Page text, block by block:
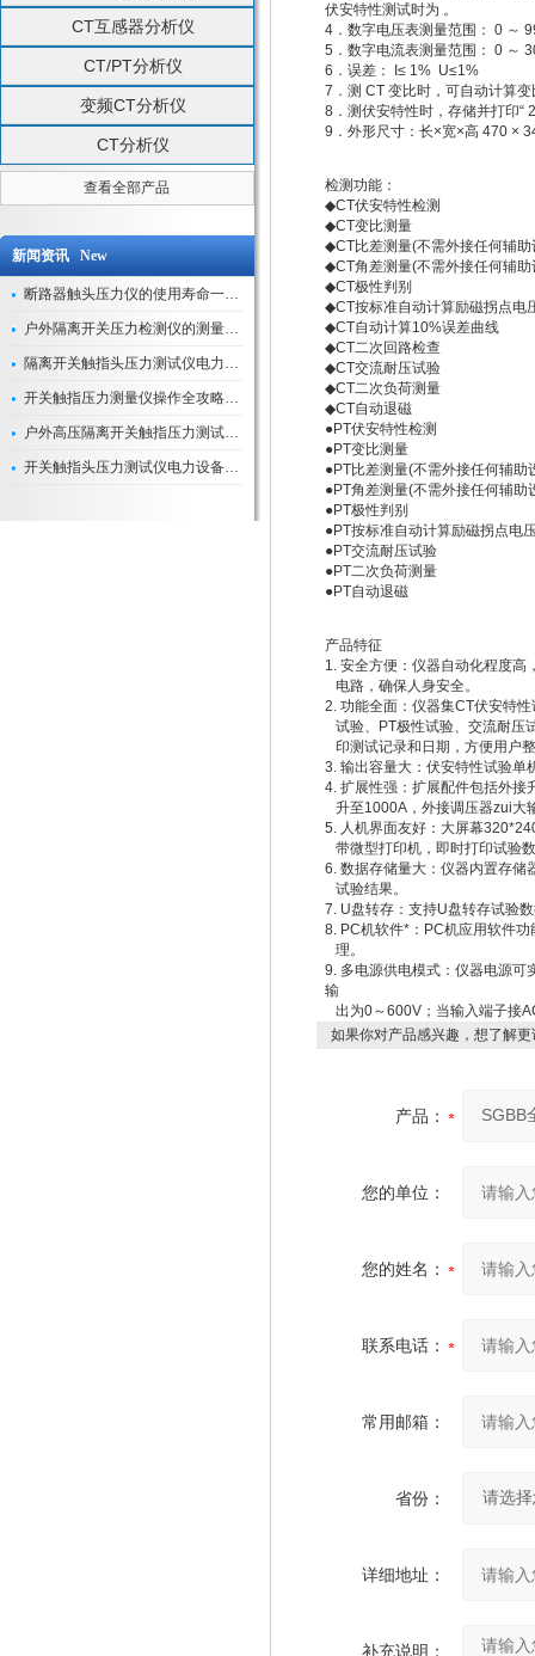
CT互感器分析仪
CT/PT分析仪
变频CT分析仪
CT分析仪
查看全部产品
新闻资讯 New
断路器触头压力仪的使用寿命一般是多久？
户外隔离开关压力检测仪的测量数据如何与GIS系统对接实现智能化运维？
隔离开关触指头压力测试仪电力系统安全运行的“定海神针”
开关触指压力测量仪操作全攻略：从准备到精准测量的实战指南
户外高压隔离开关触指压力测试仪的作用与价值
开关触指头压力测试仪电力设备安全的“隐形守护者”
伏安特性测试时为 。
4．数字电压表测量范围： 0
5．数字电流表测量范围： 0 ～
6．误差： I≤ 1% U≤1%
7．测 CT 变比时，可自动计算
8．测伏安特性时，存储并打印“
9．外形尺寸：长×宽×高 470 ×
检测功能：
◆CT伏安特性检测
◆CT变比测量
◆CT比差测量(不需外接任何辅助
◆CT角差测量(不需外接任何辅助
◆CT极性判别
◆CT按标准自动计算励磁拐点电
◆CT自动计算10%误差曲线
◆CT二次回路检查
◆CT交流耐压试验
◆CT二次负荷测量
◆CT自动退磁
●PT伏安特性检测
●PT变比测量
●PT比差测量(不需外接任何辅助
●PT角差测量(不需外接任何辅助
●PT极性判别
●PT按标准自动计算励磁拐点电
●PT交流耐压试验
●PT二次负荷测量
●PT自动退磁
产品特征
1. 安全方便：仪器自动化程度
电路，确保人身安全。
2. 功能全面：仪器集CT伏安特
试验、PT极性试验、交流耐压
印测试记录和日期，方便用户
3. 输出容量大：伏安特性试验
4. 扩展性强：扩展配件包括外接
升至1000A，外接调压器zui大
5. 人机界面友好：大屏幕
带微型打印机，即时打印试验
6. 数据存储量大：仪器内置存储
试验结果。
7. U盘转存：支持U盘转存试验
8. PC机软件*：PC机应用软件
理。
9. 多电源供电模式：仪器电源
输
出为0～600V；当输入端子接
如果你对产品感兴趣，想了解
产品：
您的单位：
您的姓名：
联系电话：
常用邮箱：
省份：
详细地址：
补充说明：